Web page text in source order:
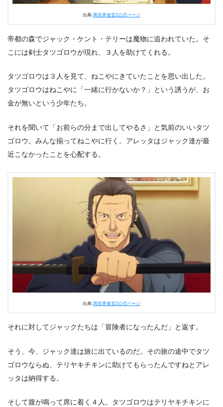
出典:異世界食堂2公式ページ
帝都の森でジャック・ケント・テリーは魔物に追われていた。そ
こには剣士タツゴロウが現れ、３人を助けてくれる。
タツゴロウは３人を見て、ねこやにきていたことを思い出した。
タツゴロウはねこやに「一緒に行かないか？」という誘うが、お
金が無いという少年たち。
それを聞いて「お前らの分まで出してやるさ」と気前のいいタツ
ゴロウ。みんな揃ってねこやに行く。アレッタはジャック達が最
近こなかったことを心配する。
出典:異世界食堂2公式ページ
それに対してジャックたちは「冒険者になったんだ」と返す。
そう、今、ジャック達は旅に出ているのだ。その旅の途中でタツ
ゴロウならぬ、テリヤキチキンに助けてもらったんですねとアレ
ッタは納得する。
そして腹が鳴って席に着く４人。タツゴロウはテリヤキチキンに